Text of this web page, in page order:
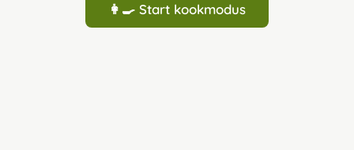
👩‍🍳 Start kookmodus